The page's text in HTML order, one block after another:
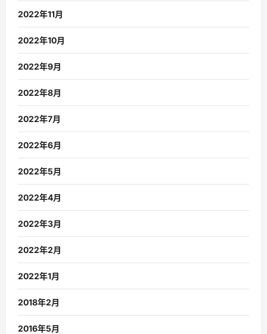
2022年11月
2022年10月
2022年9月
2022年8月
2022年7月
2022年6月
2022年5月
2022年4月
2022年3月
2022年2月
2022年1月
2018年2月
2016年5月